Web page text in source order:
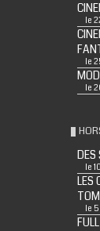
le
le
le
DES
le
LES
le